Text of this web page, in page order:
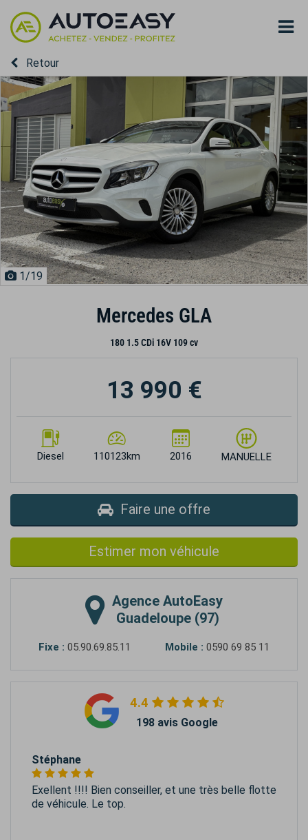
Retour
1/19
Mercedes GLA
180 1.5 CDi 16V 109 cv
Diesel 110123km 2016 MANUELLE
13 990 €
Faire une offre
Estimer mon véhicule
Agence AutoEasy
Guadeloupe (97)
Fixe : 05.90.69.85.11 Mobile : 0590 69 85 11
4.4
198 avis Google
Stéphane
Exellent !!!! Bien conseiller, et une très belle flotte
de véhicule. Le top.